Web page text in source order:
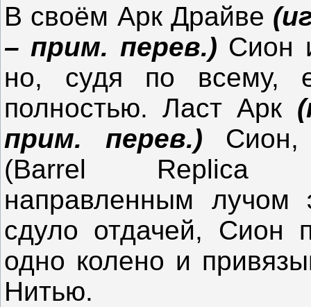
В своём Арк Драйве
– прим. перев.) Сион
но, судя по всему,
полностью. Ласт Арк
прим. перев.) Сион,
(Barrel
Replica
направленным
сдуло отдачей, Сион
одно колено и
Нитью.